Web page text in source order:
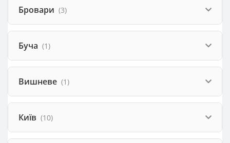
Бровари (3)
Буча (1)
Вишневе (1)
Київ (10)